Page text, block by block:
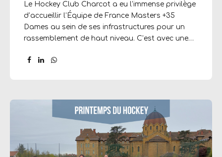
Le Hockey Club Charcot a eu l’immense privilège
d’accueillir l’Équipe de France Masters +35
Dames au sein de ses infrastructures pour un
rassemblement de haut niveau. C’est avec une
du HCC à l’échelon national : en effet, le coach
l’enseignement dispensé quotidiennement
auprès de nos adhérents. Tout au long du week-
end, nos joueuses tricolores ont enchaîné les
matchs de préparation avec passion et
engagement. Deux oppositions intenses étaient